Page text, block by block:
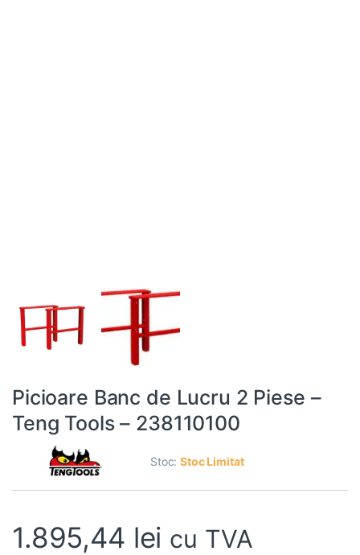
Picioare Banc de Lucru 2 Piese –
Teng Tools – 238110100
Stoc:Stoc Limitat
1.895,44 lei cu TVA